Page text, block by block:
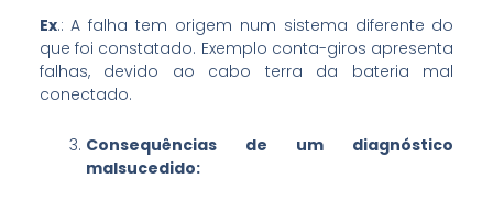
Ex.: A falha tem origem num sistema diferente do
que foi constatado. Exemplo conta-giros apresenta
falhas, devido ao cabo terra da bateria mal
conectado.
Consequências de um diagnóstico
malsucedido: